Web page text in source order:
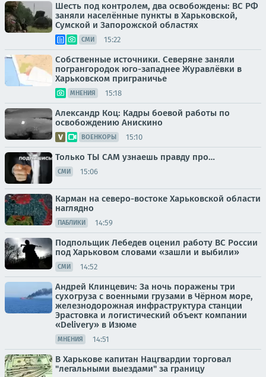
Шесть под контролем, два освобождены: ВС РФ
заняли населённые пункты в Харьковской,
Сумской и Запорожской областях
СМИ 15:22
Собственные источники. Северяне заняли
погрангородок юго-западнее Журавлёвки в
Харьковском приграничье
МНЕНИЯ 15:18
Александр Коц: Кадры боевой работы по
освобождению Анискино
ВОЕНКОРЫ 15:10
Только ТЫ САМ узнаешь правду про…
СМИ 15:06
Карман на северо-востоке Харьковской области
наглядно
ПАБЛИКИ 14:59
Подпольщик Лебедев оценил работу ВС России
под Харьковом словами «зашли и выбили»
СМИ 14:52
Андрей Клинцевич: За ночь поражены три
сухогруза с военными грузами в Чёрном море,
железнодорожная инфраструктура станции
Эрастовка и логистический объект компании
«Delivery» в Изюме
МНЕНИЯ 14:51
В Харькове капитан Нацгвардии торговал
"легальными выездами" за границу